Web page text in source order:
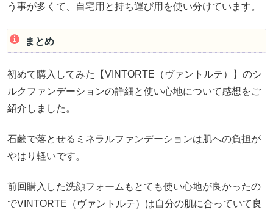
う事が多くて、自宅用と持ち運び用を使い分けています。
まとめ
初めて購入してみた【VINTORTE（ヴァントルテ）】のシ
ルクファンデーションの詳細と使い心地について感想をご
紹介しました。
石鹸で落とせるミネラルファンデーションは肌への負担が
やはり軽いです。
前回購入した洗顔フォームもとても使い心地が良かったの
でVINTORTE（ヴァントルテ）は自分の肌に合っていて良